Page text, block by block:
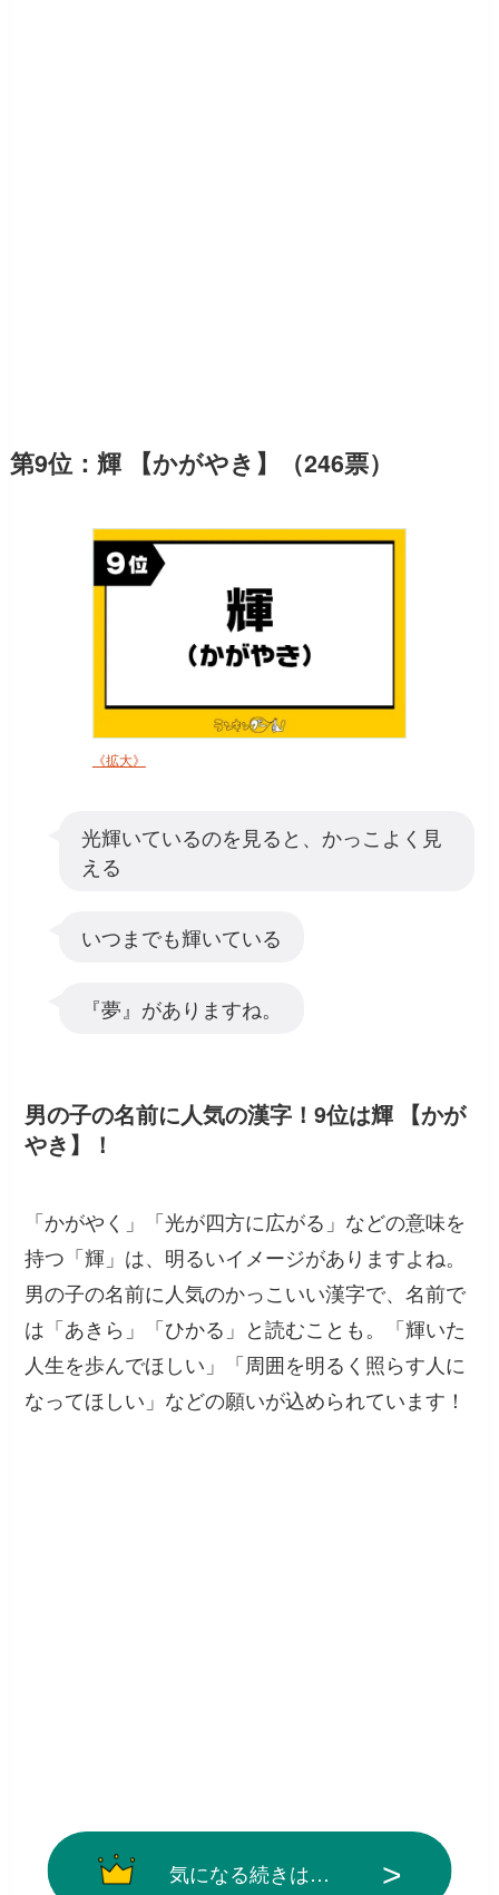
第9位：輝 【かがやき】（246票）
《拡大》
光輝いているのを見ると、かっこよく見
える
いつまでも輝いている
『夢』がありますね。
男の子の名前に人気の漢字！9位は輝 【かが
やき】！
「かがやく」「光が四方に広がる」などの意味を
持つ「輝」は、明るいイメージがありますよね。
男の子の名前に人気のかっこいい漢字で、名前で
は「あきら」「ひかる」と読むことも。「輝いた
人生を歩んでほしい」「周囲を明るく照らす人に
なってほしい」などの願いが込められています！
気になる続きは…